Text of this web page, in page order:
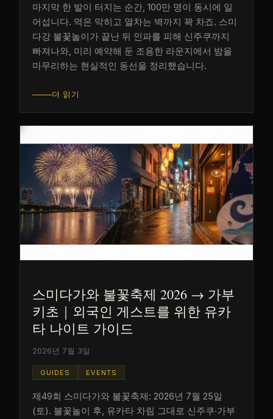
마지막 한 발이 터지는 순간, 100만 명이 동시에 일
어섭니다. 역은 막히고 열차는 벽까지 꽉 차죠. 스미
다강 불꽃놀이가 끝난 뒤 인파를 피해 신주쿠까지
빠져나와, 미리 예약해 둔 조용한 라운지에서 밤을
마무리하는 현실적인 동선을 정리했습니다.
더 읽기
스미다가와 불꽃축제 2026 → 가부
키초｜외국인 게스트를 위한 유카
타 나이트 가이드
2026년 7월 3일
GUIDES EVENTS
제49회 스미다가와 불꽃축제: 2026년 7월 25일
(토). 불꽃놀이 후, 유카타 차림 그대로 신주쿠·가부